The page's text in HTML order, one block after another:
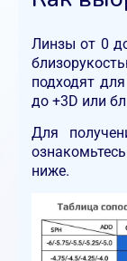
Линзы от 0
подходят
до +3D или
Для
ниже.